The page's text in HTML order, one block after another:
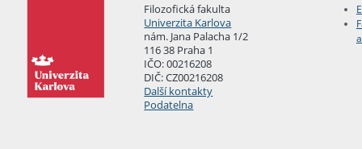
Filozofická fakulta
Univerzita Karlova
nám. Jana Palacha 1/2
116 38 Praha 1
IČO: 00216208
DIČ: CZ00216208
Další kontakty
Podatelna